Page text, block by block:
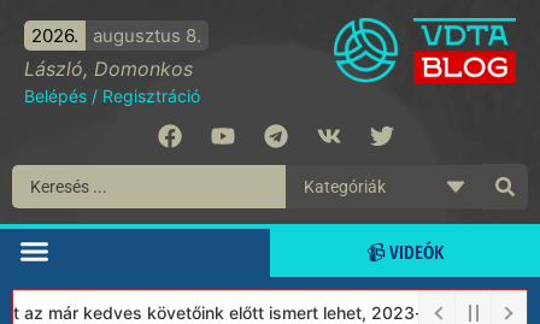
2026. augusztus 8.
László, Domonkos
Belépés / Regisztráció
📹 VIDEÓK
már kedves követőink előtt ismert lehet, 2023-tól a Védett